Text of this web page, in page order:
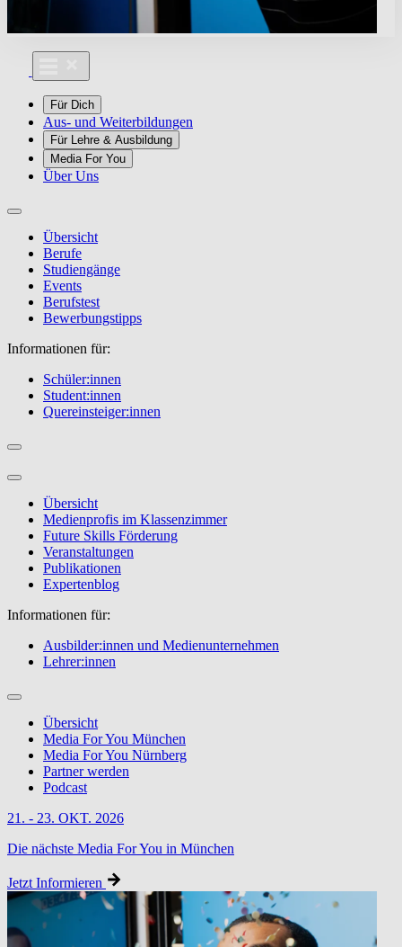
Für Dich
Aus- und Weiterbildungen
Für Lehre & Ausbildung
Media For You
Über Uns
Übersicht
Berufe
Studiengänge
Events
Berufstest
Bewerbungstipps
Informationen für:
Schüler:innen
Student:innen
Quereinsteiger:innen
Übersicht
Medienprofis im Klassenzimmer
Future Skills Förderung
Veranstaltungen
Publikationen
Expertenblog
Informationen für:
Ausbilder:innen und Medienunternehmen
Lehrer:innen
Übersicht
Media For You München
Media For You Nürnberg
Partner werden
Podcast
21. - 23. OKT. 2026
Die nächste Media For You in München
Jetzt Informieren